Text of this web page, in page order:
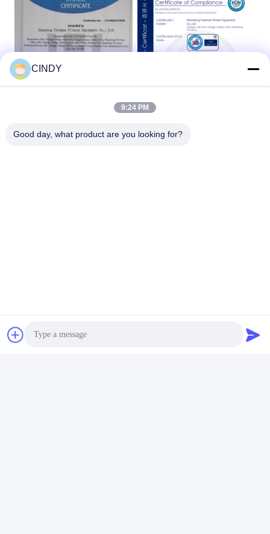
CINDY
9:24 PM
Good day, what product are you looking for?